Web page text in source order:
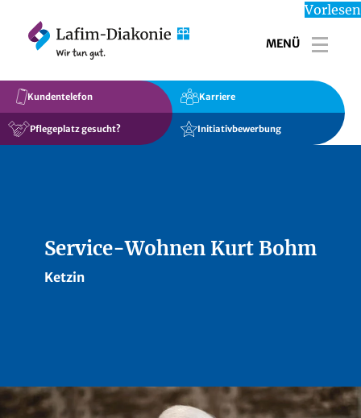
Vorlesen
MENÜ
Kundentelefon
Pflegeplatz gesucht?
Karriere
Initiativbewerbung
Service-Wohnen Kurt Bohm
Ketzin